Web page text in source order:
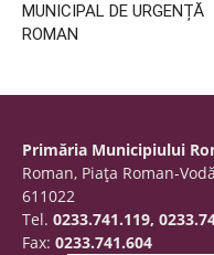
MUNICIPAL DE URGENȚĂ
ROMAN
Primăria Municipiului
Roman, Piaţa Roman-
611022
Tel. 0233.741.119,
Fax: 0233.741.604